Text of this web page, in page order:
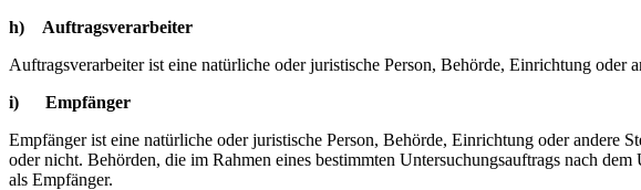
h) Auftragsverarbeiter
Auftragsverarbeiter ist eine natürliche oder juristische Person, Behörde, Einrichtung
i) Empfänger
Empfänger ist eine natürliche oder juristische Person, Behörde, Einrichtung oder andere
oder nicht. Behörden, die im Rahmen eines bestimmten Untersuchungsauftrags nach
als Empfänger.